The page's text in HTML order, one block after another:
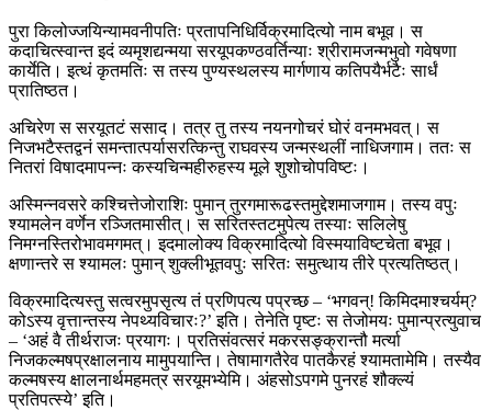
पुरा किलोज्जयिन्यामवनीपतिः प्रतापनिधिर्विक्रमादित्यो नाम बभूव। स
कदाचित्स्वान्त इदं व्यमृशद्यन्मया सरयूपकण्ठवर्तिन्याः श्रीरामजन्मभुवो गवेषणा
कार्येति। इत्थं कृतमतिः स तस्य पुण्यस्थलस्य मार्गणाय कतिपयैर्भटैः सार्धं
प्रातिष्ठत।
अचिरेण स सरयूतटं ससाद। तत्र तु तस्य नयनगोचरं घोरं वनमभवत्। स
निजभटैस्तद्वनं समन्तात्पर्यासरत्किन्तु राघवस्य जन्मस्थलीं नाधिजगाम। ततः स
नितरां विषादमापन्नः कस्यचिन्महीरुहस्य मूले शुशोचोपविष्टः।
अस्मिन्नवसरे कश्चित्तेजोराशिः पुमान् तुरगमारूढस्तमुद्देशमाजगाम। तस्य वपुः
श्यामलेन वर्णेन रञ्जितमासीत्। स सरितस्तटमुपेत्य तस्याः सलिलेषु
निमग्नस्तिरोभावमगमत्। इदमालोक्य विक्रमादित्यो विस्मयाविष्टचेता बभूव।
क्षणान्तरे स श्यामलः पुमान् शुक्लीभूतवपुः सरितः समुत्थाय तीरे प्रत्यतिष्ठत्।
विक्रमादित्यस्तु सत्वरमुपसृत्य तं प्रणिपत्य पप्रच्छ – ‘भगवन्! किमिदमाश्चर्यम्?
कोऽस्य वृत्तान्तस्य नेपथ्यविचारः?’ इति। तेनेति पृष्टः स तेजोमयः पुमान्प्रत्युवाच
– ‘अहं वै तीर्थराजः प्रयागः। प्रतिसंवत्सरं मकरसङ्क्रान्तौ मर्त्या
निजकल्मषप्रक्षालनाय मामुपयान्ति। तेषामागतैरेव पातकैरहं श्यामतामेमि। तस्यैव
कल्मषस्य क्षालनार्थमहमत्र सरयूमभ्येमि। अंहसोऽपगमे पुनरहं शौक्ल्यं
प्रतिपत्स्ये’ इति।